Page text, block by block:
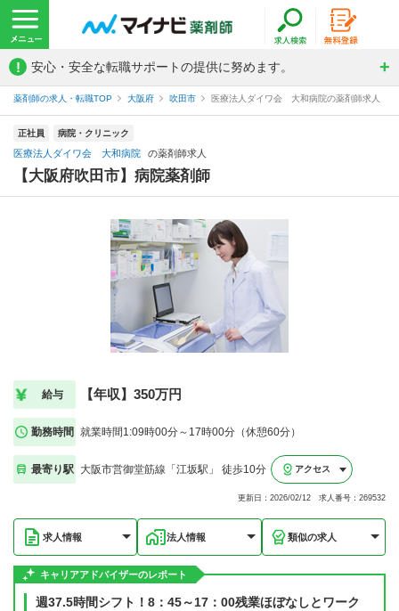
! 安心・安全な転職サポートの提供に努めます。
薬剤師の求人・転職TOP 大阪府 吹田市 医療法人ダイワ会 大和病院の薬剤師求人
正社員 病院・クリニック
医療法人ダイワ会 大和病院 の薬剤師求人
【大阪府吹田市】病院薬剤師
給与 【年収】350万円
勤務時間 就業時間1:09時00分～17時00分（休憩60分）
最寄り駅 大阪市営御堂筋線「江坂駅」 徒歩10分 アクセス
更新日：2026/02/12 求人番号：269532
求人情報 法人情報 類似の求人
キャリアアドバイザーのレポート
週37.5時間シフト！8：45～17：00残業ほぼなしとワーク